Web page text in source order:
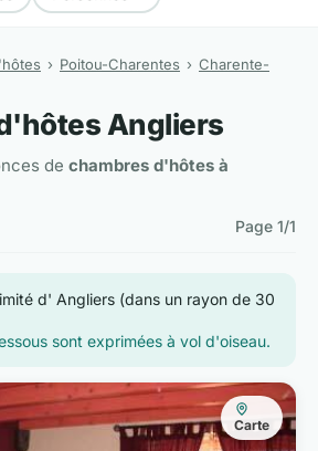
Poitou-Charentes
Charente-
Angliers
de chambres d'hôtes à
Page 1/1
d' Angliers (dans un rayon de 30
sont exprimées à vol d'oiseau.
Carte